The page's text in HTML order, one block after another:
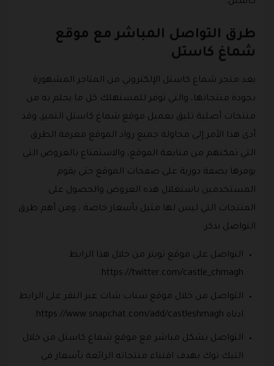
كاستل.
طرق التواصل المباشر مع موقع
شماغ كاستل
يعد متجر شماغ كاستل الإلكتروني من المتاجر المشهورة
بجودة منتجاتها، والتي توفر للمستهلك كل ما يحلم به من
منتجات أصلية تليق بعميل موقع شماغ كاستل التميز، وقد
أدى هذا الأمر إلى محاولة جميع رواد الموقع معرفة الطرق
التي تمكنهم من متابعة الموقع، والاستمتاع بالعروض التي
يوفرها بصفة دورية على صفحات الموقع حتى يقوم
المستخدمين باستغلال هذه العروض والحصول على
المنتجات التي ليس لها مثيل بأسعار خاصة ، ومن أهم طرق
التواصل نذكر:
التواصل على موقع تويتر من خلال هذا الرابط
https://twitter.com/castle_chmagh.
التواصل من خلال موقع سناب شات عبر النقر على الرابط
ادناه https://www.snapchat.com/add/castleshmagh.
التواصل بشكل مباشر مع موقع شماغ كاستل من خلال
التيك توك بهدف اقتناء منتجاته الرائعة بأسعار في